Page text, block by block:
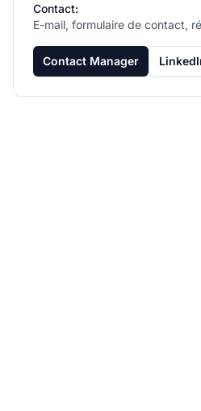
Contact:
E-mail, formulaire de contact,
Contact Manager